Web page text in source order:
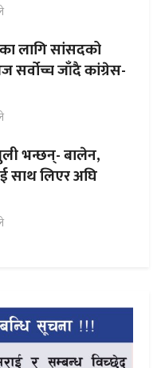
लागि सांसदको
सर्वोच्च जाँदै कांग्रेस-
भन्छन्- बालेन,
साथ लिएर अघि